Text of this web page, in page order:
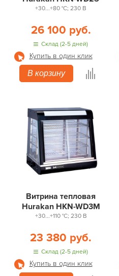
+30...+80 °С; 230 В
26 100 руб.
Склад (2-5 дней)
Купить в один клик
В корзину
Витрина тепловая
Hurakan HKN-WD3M
+30...+110 °С; 230 В
23 380 руб.
Склад (2-5 дней)
Купить в один клик